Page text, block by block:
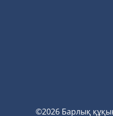
©2026 Барлық